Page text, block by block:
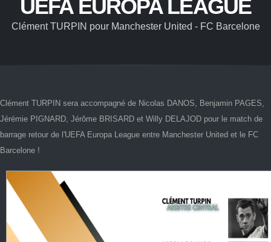
UEFA EUROPA LEAGUE
Clément TURPIN pour Manchester United - FC Barcelone
Clément TURPIN sera accompagné de Nicolas DANOS, Benjamin PAGES,
Jérémie PIGNARD, Jérôme BRISARD et Willy DELAJOD pour le match de
barrage retour de l'UEFA Europa League entre Manchester United et le FC
Barcelone !